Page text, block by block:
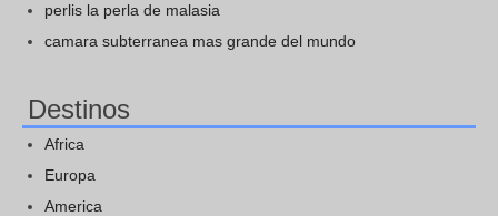
perlis la perla de malasia
camara subterranea mas grande del mundo
Destinos
Africa
Europa
America